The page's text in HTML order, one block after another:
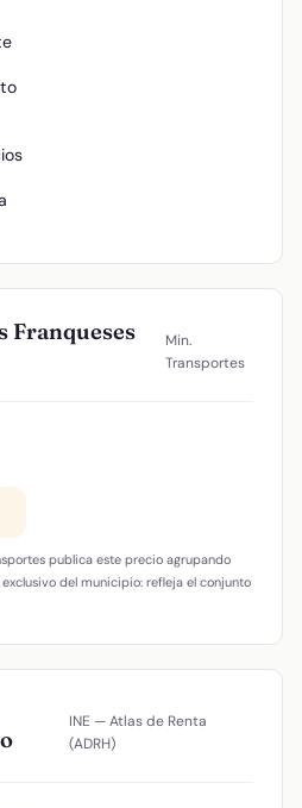
Franqueses
Min.
Transportes
publica este precio agrupando
del municipio: refleja el conjunto
INE — Atlas de Renta
(ADRH)